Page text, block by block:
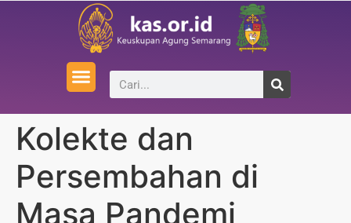
Kolekte dan
Persembahan di
Masa Pandemi